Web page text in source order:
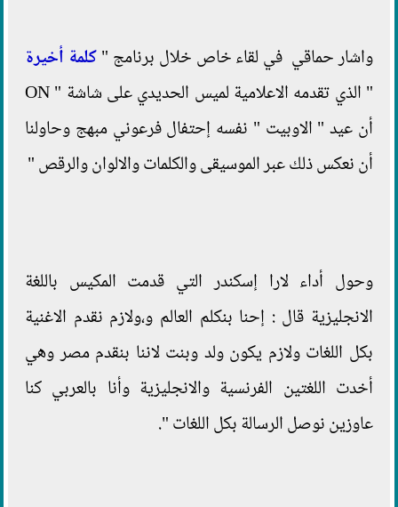
واشار حماقي في لقاء خاص خلال برنامج "كلمة أخيرة
" الذي تقدمه الاعلامية لميس الحديدي على شاشة " ON
أن عيد " الاوبيت " نفسه إحتفال فرعوني مبهج وحاولنا
أن نعكس ذلك عبر الموسيقى والكلمات والالوان والرقص "
وحول أداء لارا إسكندر التي قدمت المكيس باللغة
الانجليزية قال : إحنا بنكلم العالم و،ولازم نقدم الاغنية
بكل اللغات ولازم يكون ولد وبنت لاننا بنقدم مصر وهي
أخدت اللغتين الفرنسية والانجليزية وأنا بالعربي كنا
عاوزين نوصل الرسالة بكل اللغات ".